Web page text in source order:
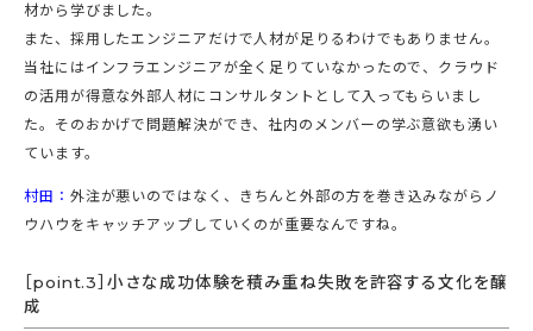
材から学びました。
また、採用したエンジニアだけで人材が足りるわけでもありません。
当社にはインフラエンジニアが全く足りていなかったので、クラウド
の活用が得意な外部人材にコンサルタントとして入ってもらいまし
た。そのおかげで問題解決ができ、社内のメンバーの学ぶ意欲も湧い
ています。
村田： 外注が悪いのではなく、きちんと外部の方を巻き込みながらノ
ウハウをキャッチアップしていくのが重要なんですね。
［point.3］小さな成功体験を積み重ね失敗を許容する文化を醸
成